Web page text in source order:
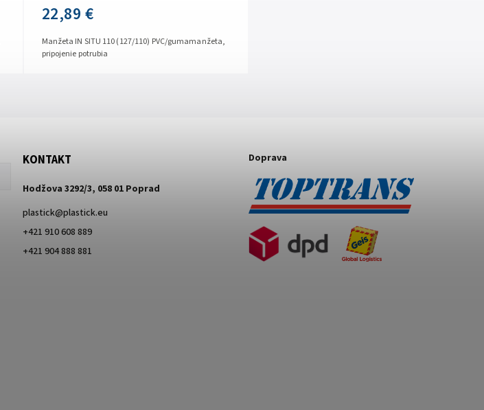
22,89 €
Manžeta IN SITU 110 (127/110) PVC/gumamanžeta,
pripojenie potrubia
KONTAKT
Hodžova 3292/3, 058 01 Poprad
plastick@plastick.eu
+421 910 608 889
+421 904 888 881
Doprava